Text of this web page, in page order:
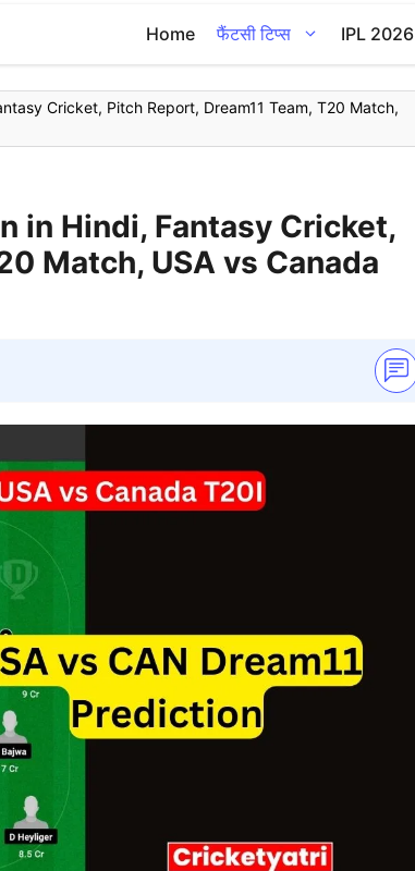
Home फैंटसी टिप्स IPL 2026
Cricket, Pitch Report, Dream11 Team, T20 Match,
in Hindi, Fantasy Cricket,
Match, USA vs Canada